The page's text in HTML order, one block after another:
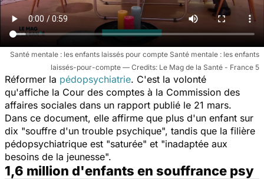
Santé mentale : les enfants laissés pour compte Santé mentale : les enfants
laissés-pour-compte
Le Mag de la Santé - France 5
Réformer la pédopsychiatrie. C'est la volonté
qu'affiche la Cour des comptes à la Commission des
affaires sociales dans un rapport publié le 21 mars.
Dans ce document, elle affirme que plus d'un enfant sur
dix "souffre d'un trouble psychique", tandis que la filière
pédopsychiatrique est "saturée" et "inadaptée aux
besoins de la jeunesse".
1,6 million d'enfants en souffrance psy